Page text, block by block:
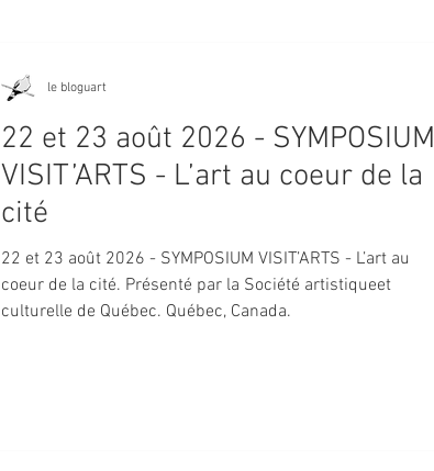
22 et 23 août 2026 - SYMPOSIUM
VISIT’ARTS - L’art au coeur de la
cité
22 et 23 août 2026 - SYMPOSIUM VISIT’ARTS - L’art au
coeur de la cité. Présenté par la Société artistiqueet
culturelle de Québec. Québec, Canada.
le bloguart